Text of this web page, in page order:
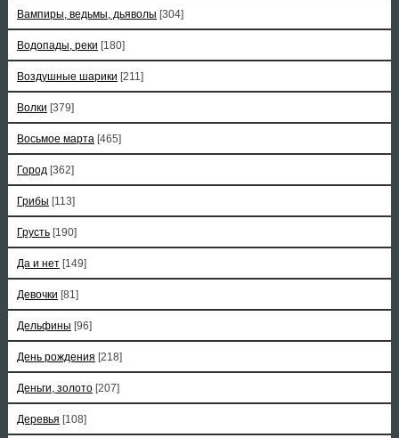
Вампиры, ведьмы, дьяволы [304]
Водопады, реки [180]
Воздушные шарики [211]
Волки [379]
Восьмое марта [465]
Город [362]
Грибы [113]
Грусть [190]
Да и нет [149]
Девочки [81]
Дельфины [96]
День рождения [218]
Деньги, золото [207]
Деревья [108]